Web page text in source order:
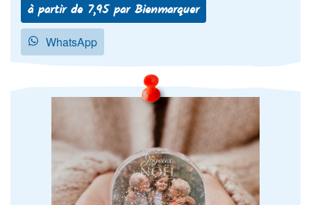
à partir de 7,95 par Bienmarquer
WhatsApp